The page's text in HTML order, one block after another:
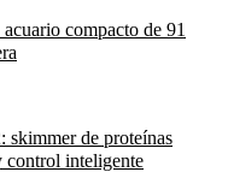
compacto de 91
skimmer de proteínas
control inteligente